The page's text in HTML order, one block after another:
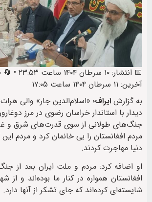
آخرین: ۱۱ سرطان ۱۴۰۴ ساعت ۱۷:۰۵
به گزارش ایراف؛ «اسلام‌الدین جار» والی
دیدار با استاندار خراسان رضوی در مرز
جنگ‌های طولانی از سوی قدرت‌های شرق و
مردم افغانستان را بی خانمان کرد و مردم
دنیا مهاجرت کردند.
او اضافه کرد: مردم و ملت ایران بعد از
افغانستان همواره در کنار ما بوده‌اند و از
شایسته‌ای کرده‌اند که جای تشکر از آنها دارد.